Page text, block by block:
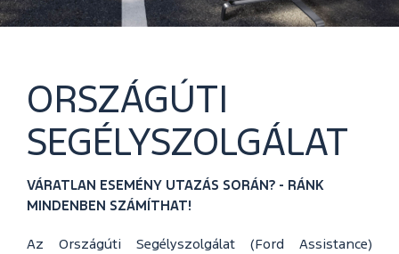
ORSZÁGÚTI
SEGÉLYSZOLGÁLAT
VÁRATLAN ESEMÉNY UTAZÁS SORÁN? - RÁNK
MINDENBEN SZÁMÍTHAT!
Az Országúti Segélyszolgálat (Ford Assistance)